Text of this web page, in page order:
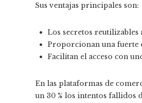
Sus ventajas principales son:
Los secretos reutilizables
Proporcionan una fuerte
Facilitan el acceso con
En las plataformas de
un 30 % los intentos fallidos